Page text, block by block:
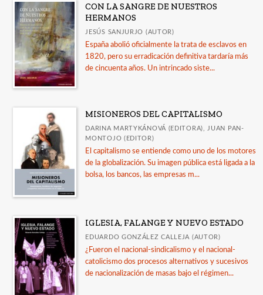
CON LA SANGRE DE NUESTROS
HERMANOS
JESÚS SANJURJO (AUTOR)
España abolió oficialmente la trata de esclavos en
1820, pero su erradicación definitiva tardaría más
de cincuenta años. Un intrincado siste...
MISIONEROS DEL CAPITALISMO
DARINA MARTYKÁNOVÁ (EDITORA), JUAN PAN-
MONTOJO (EDITOR)
El capitalismo se entiende como uno de los motores
de la globalización. Su imagen pública está ligada a la
bolsa, los bancos, las empresas m...
IGLESIA, FALANGE Y NUEVO ESTADO
EDUARDO GONZÁLEZ CALLEJA (AUTOR)
¿Fueron el nacional-sindicalismo y el nacional-
catolicismo dos procesos alternativos y sucesivos
de nacionalización de masas bajo el régimen...